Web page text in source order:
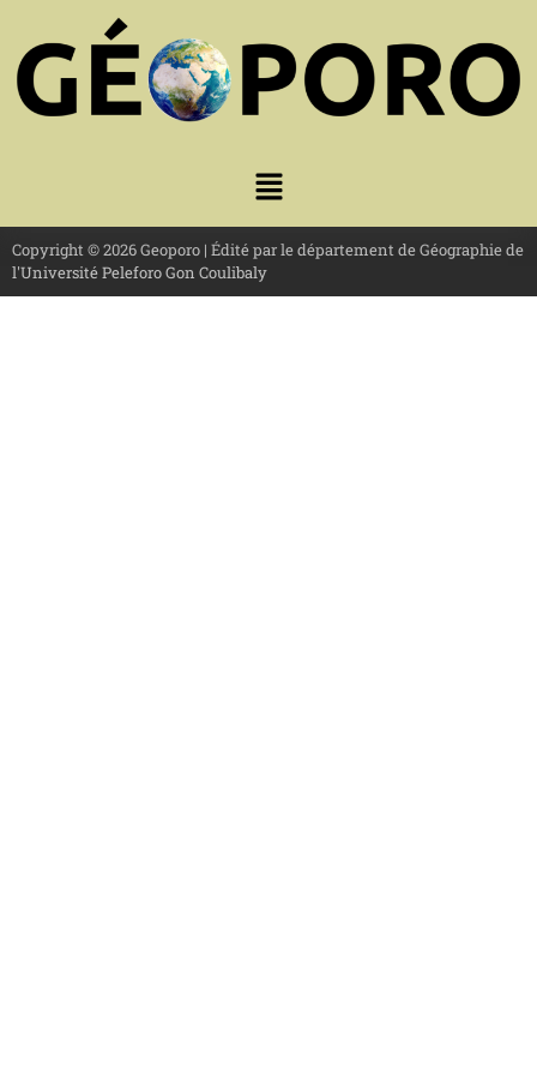
Copyright © 2026 Geoporo | Édité par le département de Géographie de
l'Université Peleforo Gon Coulibaly